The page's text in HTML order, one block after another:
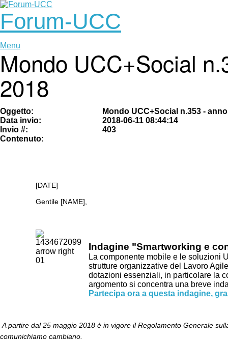
Forum-UCC
Menu
Mondo UCC+Social
2018
Oggetto:
Mondo UCC+Social n.353 -
Data invio:
2018-06-11 08:44:14
Invio #:
403
Contenuto:
[DATE]
Gentile [NAME],
Indagine "Smartworking e
La componente mobile e le soluzioni
strutture organizzative del Lavoro
dotazioni essenziali, in particolare la
argomento si concentra una breve
Partecipa ora a questa indagine,
A partire dal 25 maggio 2018 è in vigore il Regolamento Generale
comunichiamo cambiano.